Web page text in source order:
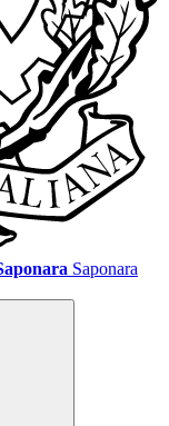
Saponara